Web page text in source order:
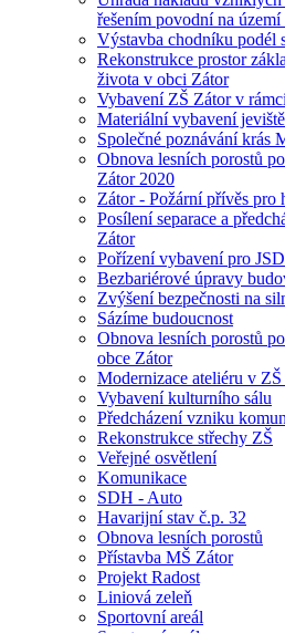
řešením povodní na
Výstavba chodníku podél
Rekonstrukce prostor
života v obci Zátor
Vybavení ZŠ Zátor v
Materiální vybavení
Společné poznávání krás
Obnova lesních porostů
Zátor 2020
Zátor - Požární přívěs pro
Posílení separace a
Zátor
Pořízení vybavení pro
Bezbariérové úpravy
Zvýšení bezpečnosti na
Sázíme budoucnost
Obnova lesních porostů
obce Zátor
Modernizace ateliéru v
Vybavení kulturního sálu
Předcházení vzniku
Rekonstrukce střechy ZŠ
Veřejné osvětlení
Komunikace
SDH - Auto
Havarijní stav č.p. 32
Obnova lesních porostů
Přístavba MŠ Zátor
Projekt Radost
Liniová zeleň
Sportovní areál